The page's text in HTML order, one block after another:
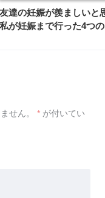
友達の妊娠が羨ましいと
私が妊娠まで行った4つ
せん。 * が付いてい